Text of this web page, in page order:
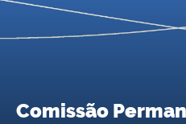
Comissão